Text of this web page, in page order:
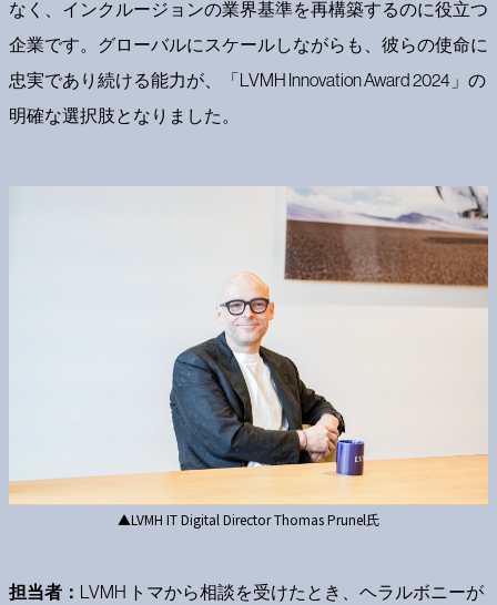
なく、インクルージョンの業界基準を再構築するのに役立つ
企業です。グローバルにスケールしながらも、彼らの使命に
忠実であり続ける能力が、「LVMH Innovation Award 2024」の
明確な選択肢となりました。
▲LVMH IT Digital Director Thomas Prunel氏
担当者： LVMH トマから相談を受けたとき、ヘラルボニーが